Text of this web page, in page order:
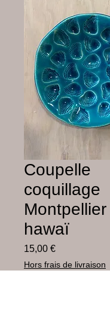
Coupelle
coquillage
hawaï
15,00 €Prix
Hors frais de livraison